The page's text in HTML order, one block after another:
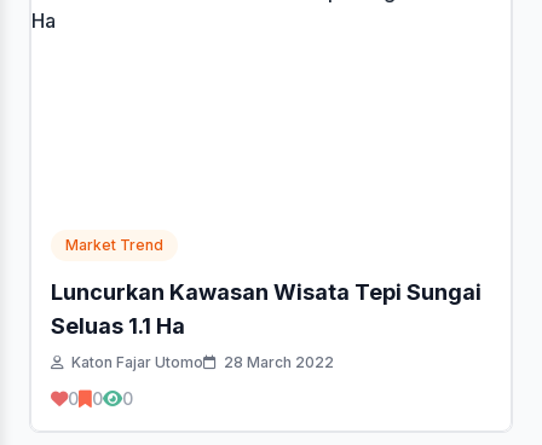
Market Trend
Luncurkan Kawasan Wisata Tepi Sungai
Seluas 1.1 Ha
Katon Fajar Utomo 28 March 2022
0 0 0